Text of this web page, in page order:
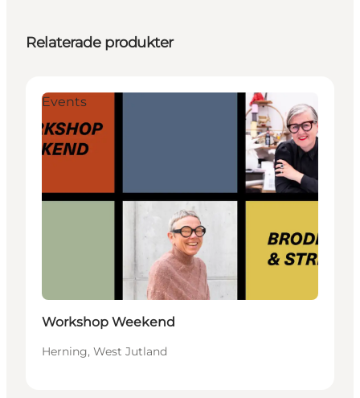
Relaterade produkter
Events
Workshop Weekend
Herning, West Jutland